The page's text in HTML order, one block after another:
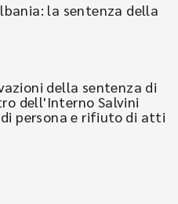
la sentenza della
della sentenza di
dell'Interno Salvini
persona e rifiuto di atti